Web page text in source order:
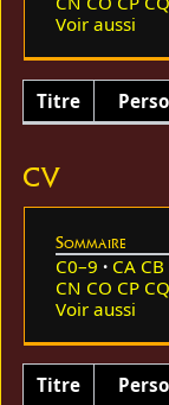
Voir aussi
Titre
CV
Sommaire
C0–9 CA CB
CN CO CP CQ
Voir aussi
Titre